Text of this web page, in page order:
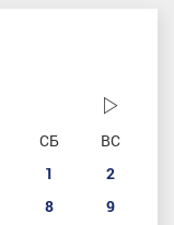
СБ
ВС
1
2
8
9